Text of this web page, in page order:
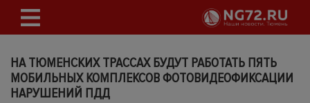
НА ТЮМЕНСКИХ ТРАССАХ БУДУТ РАБОТАТЬ ПЯТЬ
МОБИЛЬНЫХ КОМПЛЕКСОВ ФОТОВИДЕОФИКСАЦИИ
НАРУШЕНИЙ ПДД